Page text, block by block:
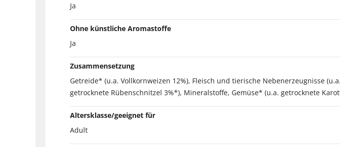
Ja
Ohne künstliche Aromastoffe
Ja
Zusammensetzung
Getreide* (u.a. Vollkornweizen 12%), Fleisch und tierische Nebenerzeugnisse
getrocknete Rübenschnitzel 3%*), Mineralstoffe, Gemüse* (u.a. getrocknete
Altersklasse/geeignet für
Adult